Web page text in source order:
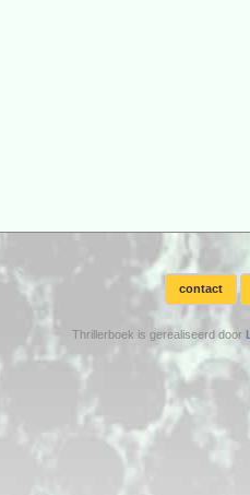
contact
Thrillerboek is gerealiseerd door